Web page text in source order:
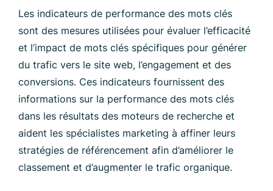
Les indicateurs de performance des mots clés
sont des mesures utilisées pour évaluer l’efficacité
et l’impact de mots clés spécifiques pour générer
du trafic vers le site web, l’engagement et des
conversions. Ces indicateurs fournissent des
informations sur la performance des mots clés
dans les résultats des moteurs de recherche et
aident les spécialistes marketing à affiner leurs
stratégies de référencement afin d’améliorer le
classement et d’augmenter le trafic organique.